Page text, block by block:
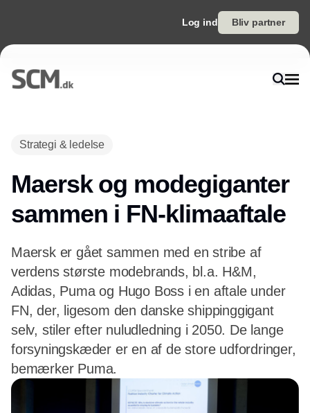
Log ind Bliv partner
Strategi & ledelse
Maersk og modegiganter
sammen i FN-klimaaftale
Maersk er gået sammen med en stribe af
verdens største modebrands, bl.a. H&M,
Adidas, Puma og Hugo Boss i en aftale under
FN, der, ligesom den danske shippinggigant
selv, stiler efter nuludledning i 2050. De lange
forsyningskæder er en af de store udfordringer,
bemærker Puma.